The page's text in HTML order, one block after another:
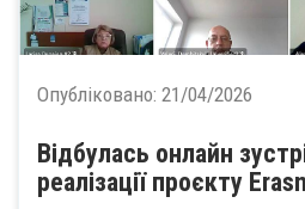
Опубліковано: 21/04/2026
Відбулась онлайн
реалізації проєкту